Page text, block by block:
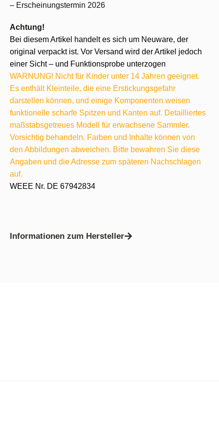
– Erscheinungstermin 2026
Achtung!
Bei diesem Artikel handelt es sich um Neuware, der
original verpackt ist. Vor Versand wird der Artikel jedoch
einer Sicht – und Funktionsprobe unterzogen
WARNUNG! Nicht für Kinder unter 14 Jahren geeignet.
Es enthält Kleinteile, die eine Erstickungsgefahr
darstellen können, und einige Komponenten weisen
funktionelle scharfe Spitzen und Kanten auf. Detailliertes
maßstabsgetreues Modell für erwachsene Sammler.
Vorsichtig behandeln. Farben und Inhalte können von
den Abbildungen abweichen. Bitte bewahren Sie diese
Angaben und die Adresse zum späteren Nachschlagen
auf.
WEEE Nr. DE 67942834
Informationen zum Hersteller